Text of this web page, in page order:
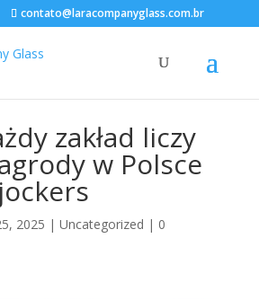
contato@laracompanyglass.com.br
zakład liczy
w Polsce
2025 | Uncategorized | 0